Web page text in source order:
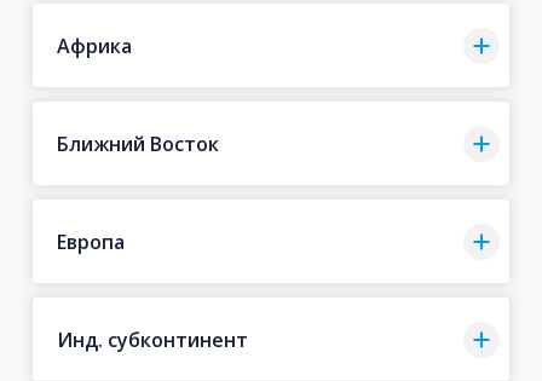
Африка
Ближний Восток
Европа
Инд. субконтинент